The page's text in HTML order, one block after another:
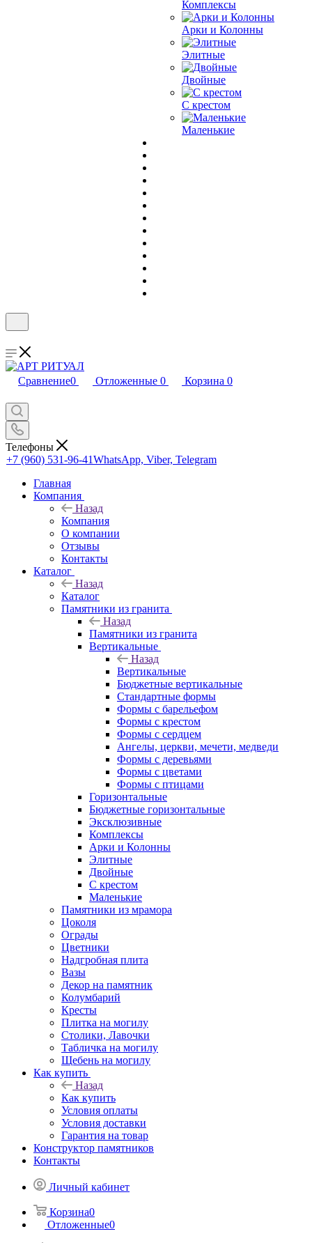
Комплексы
Арки и Колонны
Элитные
Двойные
С крестом
Маленькие
Сравнение0 Отложенные 0 Корзина 0
Телефоны
+7 (960) 531-96-41WhatsApp, Viber, Telegram
Главная
Компания
Назад
Компания
О компании
Отзывы
Контакты
Каталог
Назад
Каталог
Памятники из гранита
Назад
Памятники из гранита
Вертикальные
Назад
Вертикальные
Бюджетные вертикальные
Стандартные формы
Формы с барельефом
Формы с крестом
Формы с сердцем
Ангелы, церкви, мечети, медведи
Формы с деревьями
Формы с цветами
Формы с птицами
Горизонтальные
Бюджетные горизонтальные
Эксклюзивные
Комплексы
Арки и Колонны
Элитные
Двойные
С крестом
Маленькие
Памятники из мрамора
Цоколя
Ограды
Цветники
Надгробная плита
Вазы
Декор на памятник
Колумбарий
Кресты
Плитка на могилу
Столики, Лавочки
Табличка на могилу
Щебень на могилу
Как купить
Назад
Как купить
Условия оплаты
Условия доставки
Гарантия на товар
Конструктор памятников
Контакты
Личный кабинет
Корзина0
Отложенные0